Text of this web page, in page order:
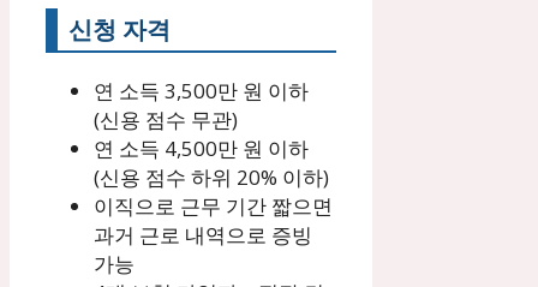
신청 자격
연 소득 3,500만 원 이하
(신용 점수 무관)
연 소득 4,500만 원 이하
(신용 점수 하위 20% 이하)
이직으로 근무 기간 짧으면
과거 근로 내역으로 증빙
가능